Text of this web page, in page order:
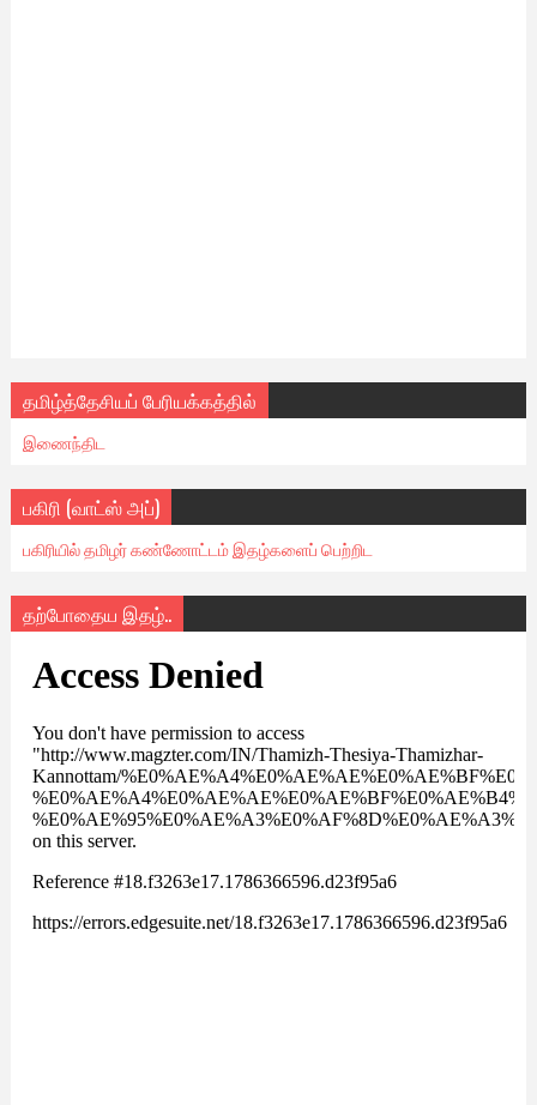
தமிழ்த்தேசியப் பேரியக்கத்தில்
இணைந்திட
பகிரி (வாட்ஸ் அப்)
பகிரியில் தமிழர் கண்ணோட்டம் இதழ்களைப் பெற்றிட
தற்போதைய இதழ்..